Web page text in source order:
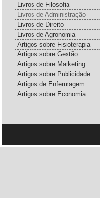
Livros de Filosofia
Livros de Administração
Livros de Direito
Livros de Agronomia
Artigos sobre Fisioterapia
Artigos sobre Gestão
Artigos sobre Marketing
Artigos sobre Publicidade
Artigos de Enfermagem
Artigos sobre Economia